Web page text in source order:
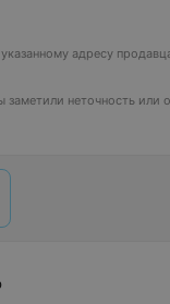
адресу
заметили неточность или